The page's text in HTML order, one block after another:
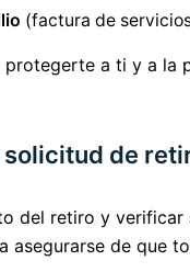
(factura de
protegerte a ti y a
solicitud de
del retiro y
asegurarse de que